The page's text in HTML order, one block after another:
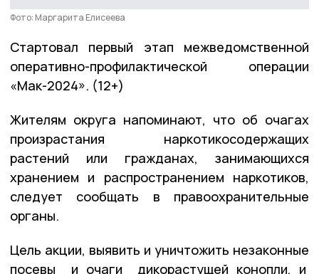
Фото: Маргарита Елисеева
Стартовал первый этап межведомственной
оперативно-профилактической операции
«Мак-2024». (12+)
Жителям округа напоминают, что об очагах
произрастания наркотикосодержащих
растений или гражданах, занимающихся
хранением и распространением наркотиков,
следует сообщать в правоохранительные
органы.
Цель акции, выявить и уничтожить незаконные
посевы и очаги дикорастущей конопли, и